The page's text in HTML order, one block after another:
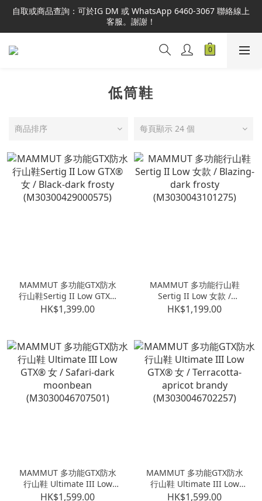
本網站為港澳地區指定總代理官方直營，全店商品均為正品正貨，
並享售後服務，敬請安心選購。
自取或商品查詢：可於IG DM 或 WhatsApp 6460-3067 聯絡線上
客服。謝謝！
本網站為港澳地區指定總代理官方直營，全店商品均為正品正貨，
並享售後服務，敬請安心選購。
低筒鞋
商品排序 每頁顯示 24 個
MAMMUT 多功能GTX防水
行山鞋Sertig II Low GTX®
女 / Black-dark frosty
HK$1,399.00
MAMMUT 多功能行山鞋
Sertig II Low 女款 /
Blazing-dark frosty
HK$1,199.00
MAMMUT 多功能GTX防水
行山鞋 Ultimate III Low
GTX® 女 / Safari-dark
HK$1,599.00
MAMMUT 多功能GTX防水
行山鞋 Ultimate III Low
GTX® 女 / Terracotta-
HK$1,599.00